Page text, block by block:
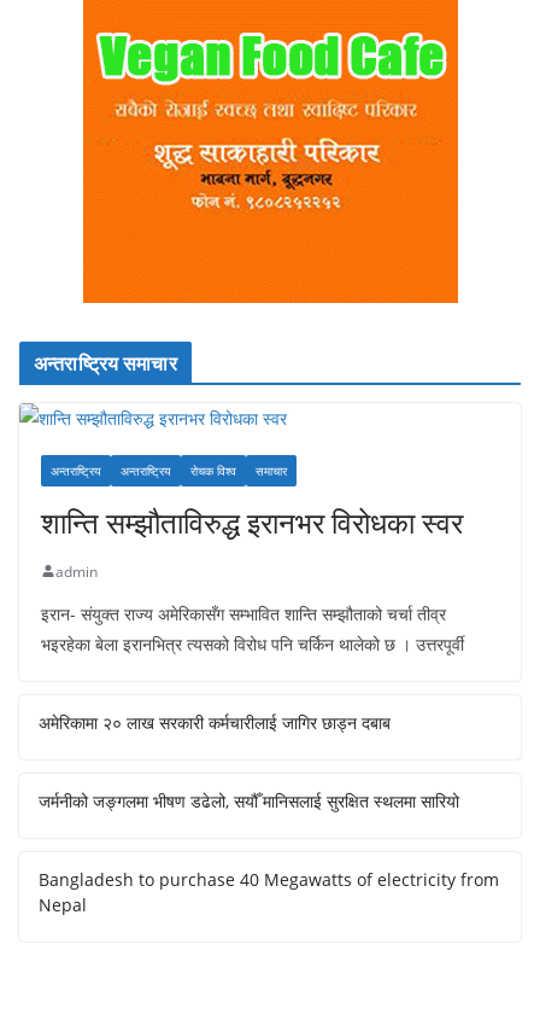
अन्तराष्ट्रिय समाचार
अन्तराष्ट्रिय अन्तराष्ट्रिय रोचक विश्व समाचार
शान्ति सम्झौताविरुद्ध इरानभर विरोधका स्वर
admin
इरान- संयुक्त राज्य अमेरिकासँग सम्भावित शान्ति सम्झौताको चर्चा तीव्र
भइरहेका बेला इरानभित्र त्यसको विरोध पनि चर्किन थालेको छ । उत्तरपूर्वी
अमेरिकामा २० लाख सरकारी कर्मचारीलाई जागिर छाड्न दबाब
जर्मनीको जङ्गलमा भीषण डढेलो, सयौँ मानिसलाई सुरक्षित स्थलमा सारियो
Bangladesh to purchase 40 Megawatts of electricity from
Nepal